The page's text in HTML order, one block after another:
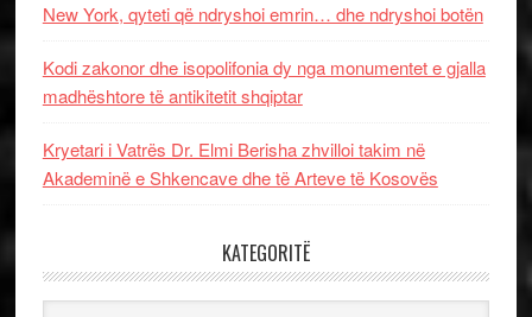
New York, qyteti që ndryshoi emrin… dhe ndryshoi botën
Kodi zakonor dhe isopolifonia dy nga monumentet e gjalla
madhështore të antikitetit shqiptar
Kryetari i Vatrës Dr. Elmi Berisha zhvilloi takim në
Akademinë e Shkencave dhe të Arteve të Kosovës
KATEGORITË